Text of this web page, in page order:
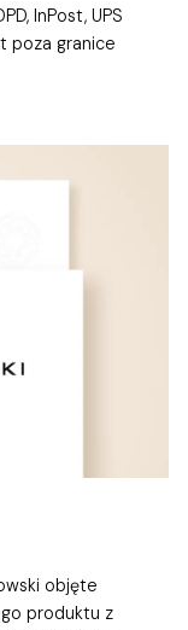
InPost, UPS
poza granice
objęte
produktu z